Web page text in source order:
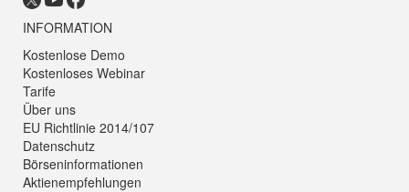
INFORMATION
Kostenlose Demo
Kostenloses Webinar
Tarife
Über uns
EU Richtlinie 2014/107
Datenschutz
Börseninformationen
Aktienempfehlungen